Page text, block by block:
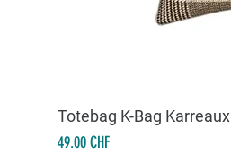
Totebag K-Bag Karreaux
Prix
49.00 CHF